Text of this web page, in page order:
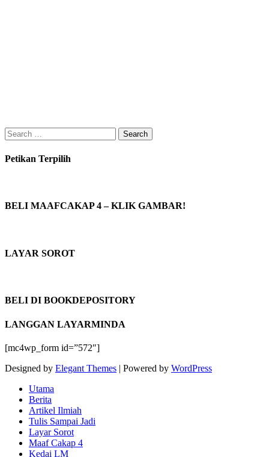
Search
for:
Petikan Terpilih
BELI MAAFCAKAP 4 – KLIK GAMBAR!
LAYAR SOROT
BELI DI BOOKDEPOSITORY
LANGGAN LAYARMINDA
[mc4wp_form id=”572″]
Designed by Elegant Themes | Powered by WordPress
Utama
Berita
Artikel Ilmiah
Tulis Sampai Jadi
Layar Sorot
Maaf Cakap 4
Kedai LM